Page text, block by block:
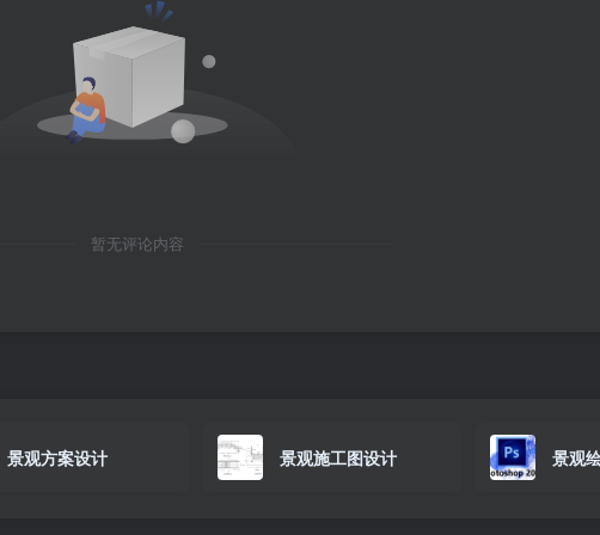
暂无评论内容
景观方案设计 景观施工图设计 景观